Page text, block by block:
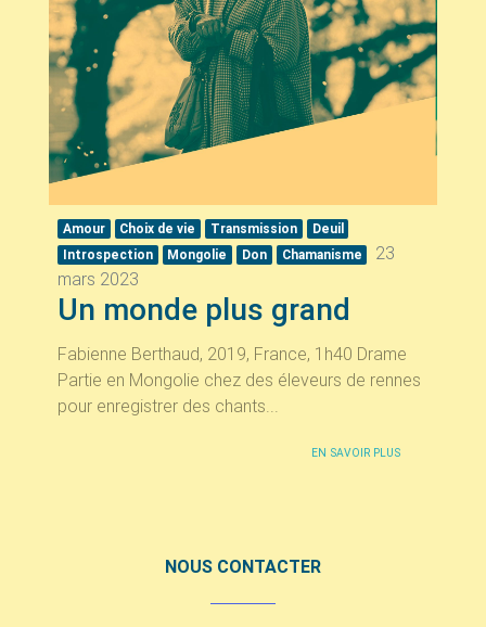
Amour Choix de vie Transmission
Deuil
Introspection
Mongolie Don Chamanisme
23
mars 2023
Un monde plus grand
Fabienne Berthaud, 2019, France, 1h40 Drame
Partie en Mongolie chez des éleveurs de rennes
pour enregistrer des chants...
EN SAVOIR PLUS
NOUS CONTACTER